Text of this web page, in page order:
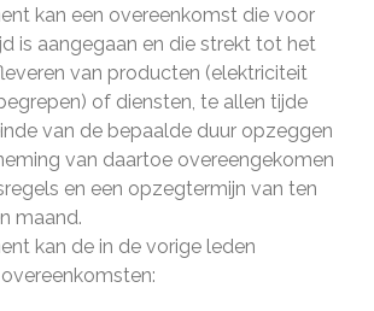
kan een overeenkomst die voor
is aangegaan en die strekt tot het
van producten (elektriciteit
of diensten, te allen tijde
van de bepaalde duur opzeggen
van daartoe overeengekomen
en een opzegtermijn van ten
maand.
kan de in de vorige leden